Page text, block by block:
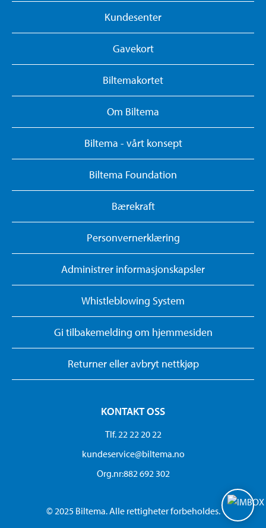
Kundesenter
Gavekort
Biltemakortet
Om Biltema
Biltema - vårt konsept
Biltema Foundation
Bærekraft
Personvernerklæring
Administrer informasjonskapsler
Whistleblowing System
Gi tilbakemelding om hjemmesiden
Returner eller avbryt nettkjøp
KONTAKT OSS
Tlf. 22 22 20 22
kundeservice@biltema.no
Org.nr:882 692 302
© 2025 Biltema. Alle rettigheter forbeholdes.